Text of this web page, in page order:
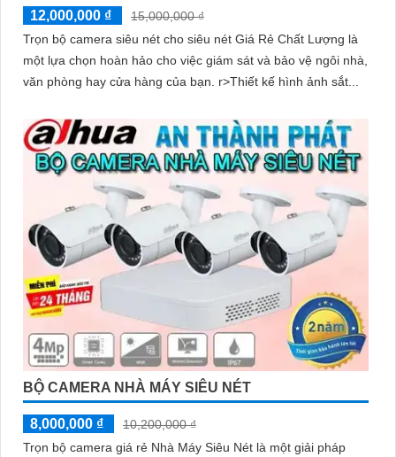
12,000,000 ₫
15,000,000 ₫
Trọn bộ camera siêu nét cho siêu nét Giá Rẻ Chất Lượng là
một lựa chọn hoàn hảo cho việc giám sát và bảo vệ ngôi nhà,
văn phòng hay cửa hàng của bạn. r>Thiết kế hình ảnh sắt...
BỘ CAMERA NHÀ MÁY SIÊU NÉT
8,000,000 ₫
10,200,000 ₫
Trọn bộ camera giá rẻ Nhà Máy Siêu Nét là một giải pháp